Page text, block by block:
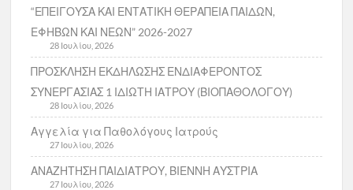
“ΕΠΕΙΓΟΥΣΑ ΚΑΙ ΕΝΤΑΤΙΚΗ ΘΕΡΑΠΕΙΑ ΠΑΙΔΩΝ,
ΕΦΗΒΩΝ ΚΑΙ ΝΕΩΝ” 2026-2027
28 Ιουλίου, 2026
ΠΡΟΣΚΛΗΣΗ ΕΚΔΗΛΩΣΗΣ ΕΝΔΙΑΦΕΡΟΝΤΟΣ
ΣΥΝΕΡΓΑΣΙΑΣ 1 ΙΔΙΩΤΗ ΙΑΤΡΟΥ (ΒΙΟΠΑΘΟΛΟΓΟΥ)
28 Ιουλίου, 2026
Αγγελία για Παθολόγους Ιατρούς
27 Ιουλίου, 2026
ΑΝΑΖΗΤΗΣΗ ΠΑΙΔΙΑΤΡΟΥ, ΒΙΕΝΝΗ ΑΥΣΤΡΙΑ
27 Ιουλίου, 2026